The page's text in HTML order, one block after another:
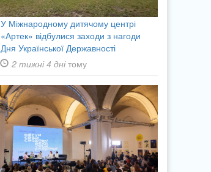
У Міжнародному дитячому центрі
«Артек» відбулися заходи з нагоди
Дня Української Державності
2 тижні 4 днітому